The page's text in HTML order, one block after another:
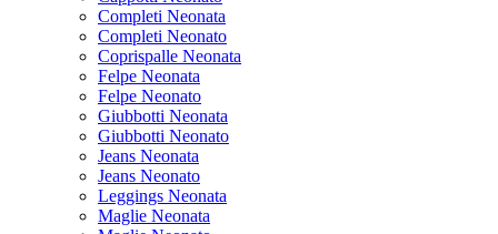
Completi Neonata
Completi Neonato
Coprispalle Neonata
Felpe Neonata
Felpe Neonato
Giubbotti Neonata
Giubbotti Neonato
Jeans Neonata
Jeans Neonato
Leggings Neonata
Maglie Neonata